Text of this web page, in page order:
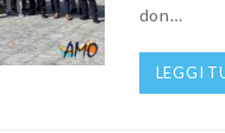
don…
LEGGI